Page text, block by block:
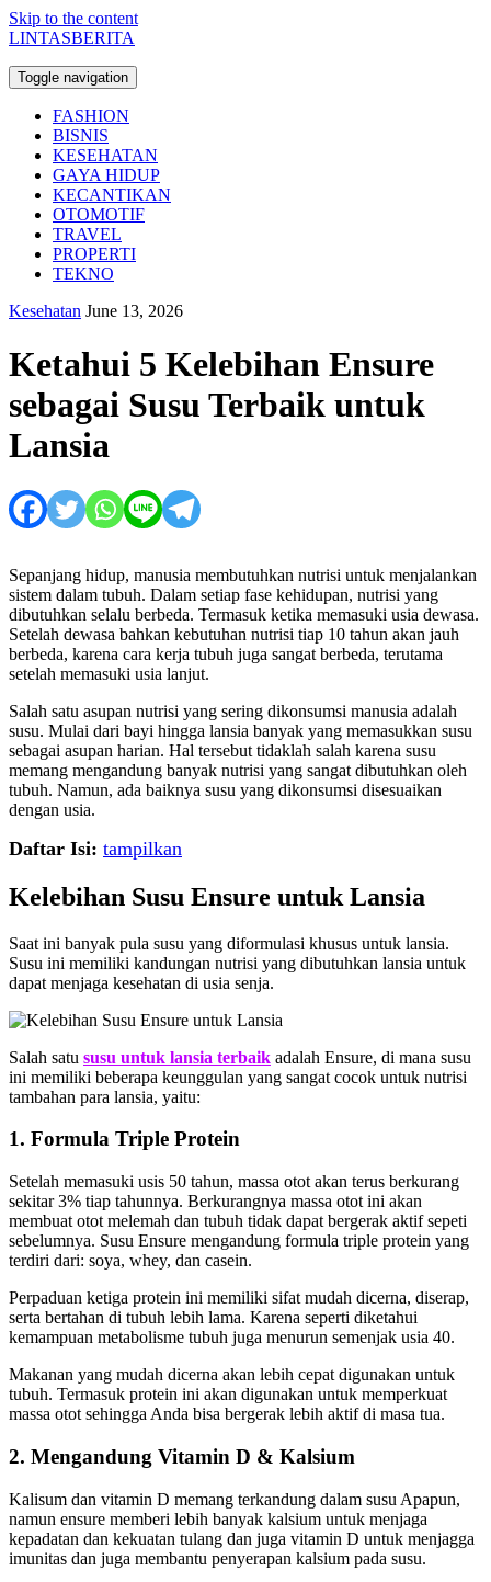
Skip to the content
LINTASBERITA
Toggle navigation
FASHION
BISNIS
KESEHATAN
GAYA HIDUP
KECANTIKAN
OTOMOTIF
TRAVEL
PROPERTI
TEKNO
Kesehatan June 13, 2026
Ketahui 5 Kelebihan Ensure
sebagai Susu Terbaik untuk
Lansia
Sepanjang hidup, manusia membutuhkan nutrisi untuk menjalankan
sistem dalam tubuh. Dalam setiap fase kehidupan, nutrisi yang
dibutuhkan selalu berbeda. Termasuk ketika memasuki usia dewasa.
Setelah dewasa bahkan kebutuhan nutrisi tiap 10 tahun akan jauh
berbeda, karena cara kerja tubuh juga sangat berbeda, terutama
setelah memasuki usia lanjut.
Salah satu asupan nutrisi yang sering dikonsumsi manusia adalah
susu. Mulai dari bayi hingga lansia banyak yang memasukkan susu
sebagai asupan harian. Hal tersebut tidaklah salah karena susu
memang mengandung banyak nutrisi yang sangat dibutuhkan oleh
tubuh. Namun, ada baiknya susu yang dikonsumsi disesuaikan
dengan usia.
Daftar Isi: tampilkan
Kelebihan Susu Ensure untuk Lansia
Saat ini banyak pula susu yang diformulasi khusus untuk lansia.
Susu ini memiliki kandungan nutrisi yang dibutuhkan lansia untuk
dapat menjaga kesehatan di usia senja.
Salah satu susu untuk lansia terbaik adalah Ensure, di mana susu
ini memiliki beberapa keunggulan yang sangat cocok untuk nutrisi
tambahan para lansia, yaitu:
1. Formula Triple Protein
Setelah memasuki usis 50 tahun, massa otot akan terus berkurang
sekitar 3% tiap tahunnya. Berkurangnya massa otot ini akan
membuat otot melemah dan tubuh tidak dapat bergerak aktif sepeti
sebelumnya. Susu Ensure mengandung formula triple protein yang
terdiri dari: soya, whey, dan casein.
Perpaduan ketiga protein ini memiliki sifat mudah dicerna, diserap,
serta bertahan di tubuh lebih lama. Karena seperti diketahui
kemampuan metabolisme tubuh juga menurun semenjak usia 40.
Makanan yang mudah dicerna akan lebih cepat digunakan untuk
tubuh. Termasuk protein ini akan digunakan untuk memperkuat
massa otot sehingga Anda bisa bergerak lebih aktif di masa tua.
2. Mengandung Vitamin D & Kalsium
Kalisum dan vitamin D memang terkandung dalam susu Apapun,
namun ensure memberi lebih banyak kalsium untuk menjaga
kepadatan dan kekuatan tulang dan juga vitamin D untuk menjagga
imunitas dan juga membantu penyerapan kalsium pada susu.